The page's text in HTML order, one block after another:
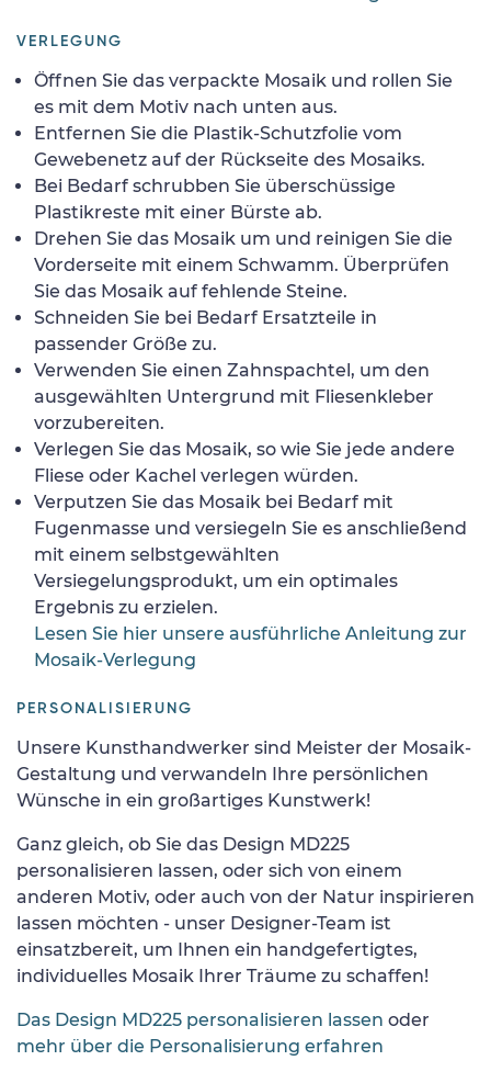
VERLEGUNG
Öffnen Sie das verpackte Mosaik und rollen Sie
es mit dem Motiv nach unten aus.
Entfernen Sie die Plastik-Schutzfolie vom
Gewebenetz auf der Rückseite des Mosaiks.
Bei Bedarf schrubben Sie überschüssige
Plastikreste mit einer Bürste ab.
Drehen Sie das Mosaik um und reinigen Sie die
Vorderseite mit einem Schwamm. Überprüfen
Sie das Mosaik auf fehlende Steine.
Schneiden Sie bei Bedarf Ersatzteile in
passender Größe zu.
Verwenden Sie einen Zahnspachtel, um den
ausgewählten Untergrund mit Fliesenkleber
vorzubereiten.
Verlegen Sie das Mosaik, so wie Sie jede andere
Fliese oder Kachel verlegen würden.
Verputzen Sie das Mosaik bei Bedarf mit
Fugenmasse und versiegeln Sie es anschließend
mit einem selbstgewählten
Versiegelungsprodukt, um ein optimales
Ergebnis zu erzielen.
Lesen Sie hier unsere ausführliche Anleitung zur
Mosaik-Verlegung
PERSONALISIERUNG
Unsere Kunsthandwerker sind Meister der Mosaik-
Gestaltung und verwandeln Ihre persönlichen
Wünsche in ein großartiges Kunstwerk!
Ganz gleich, ob Sie das Design MD225
personalisieren lassen, oder sich von einem
anderen Motiv, oder auch von der Natur inspirieren
lassen möchten - unser Designer-Team ist
einsatzbereit, um Ihnen ein handgefertigtes,
individuelles Mosaik Ihrer Träume zu schaffen!
Das Design MD225 personalisieren lassen oder
mehr über die Personalisierung erfahren